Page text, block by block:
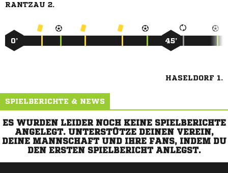
RANTZAU 2.
0’ 45’
HASELDORF 1.
SPIELBERICHTE & NEWS
ES WURDEN LEIDER NOCH KEINE SPIELBERICHTE
ANGELEGT. UNTERSTÜTZE DEINEN VEREIN,
DEINE MANNSCHAFT UND IHRE FANS, INDEM DU
DEN ERSTEN SPIELBERICHT ANLEGST.